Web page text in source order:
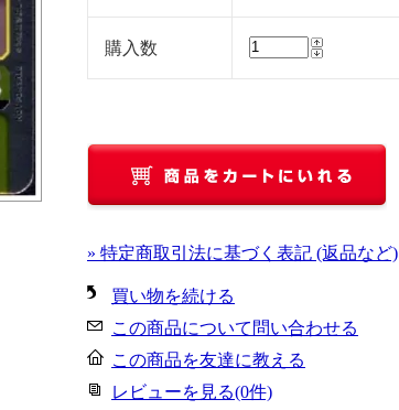
購入数
» 特定商取引法に基づく表記 (返品など)
買い物を続ける
この商品について問い合わせる
この商品を友達に教える
レビューを見る(0件)